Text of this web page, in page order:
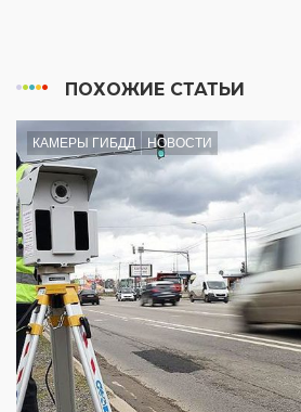
ПОХОЖИЕ СТАТЬИ
КАМЕРЫ ГИБДД НОВОСТИ